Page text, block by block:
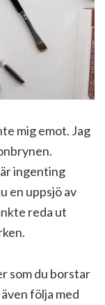
mig emot. Jag
ingenting
en uppsjö av
reda ut
som du borstar
följa med